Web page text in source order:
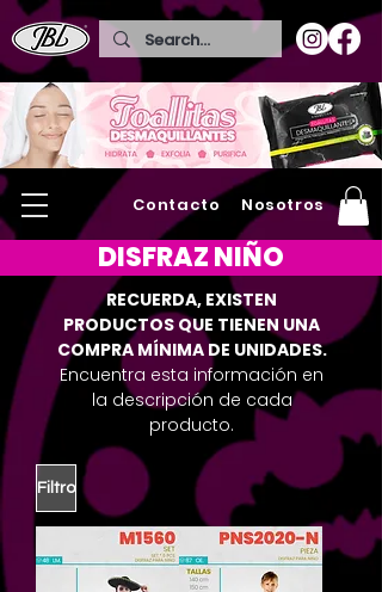
Contacto Nosotros
DISFRAZ NIÑO
RECUERDA, EXISTEN
PRODUCTOS QUE TIENEN UNA
COMPRA MÍNIMA DE UNIDADES.
Encuentra esta información en
la descripción de cada
producto.
Filtro